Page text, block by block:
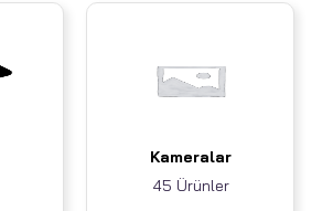
Kameralar
45 Ürünler